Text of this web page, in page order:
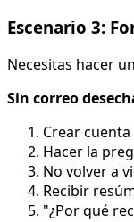
Escenario 3:
Necesitas hacer
Sin correo
Crear
Hacer la
No volver a
Recibir
"¿Por qué